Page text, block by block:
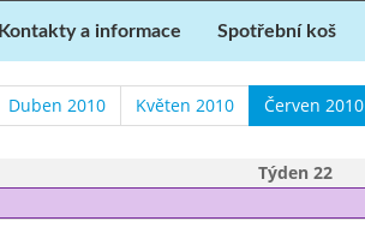
Kontakty a informace Spotřební koš
Duben 2010 Květen 2010 Červen 2010
Týden 22